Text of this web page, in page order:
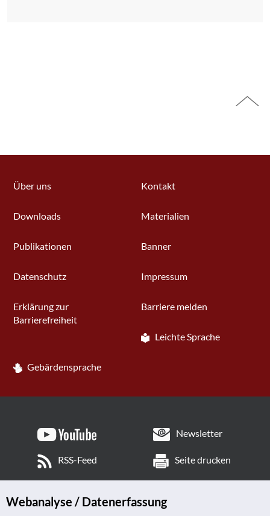
Über uns Kontakt
Downloads Materialien
Publikationen Banner
Datenschutz Impressum
Erklärung zur
Barrierefreiheit
Barriere melden
Leichte Sprache
Gebärdensprache
Newsletter
RSS-Feed Seite drucken
Webanalyse / Datenerfassung